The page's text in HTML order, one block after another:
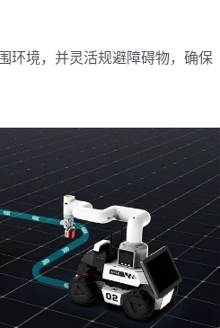
环境，并灵活规避障碍物，确保